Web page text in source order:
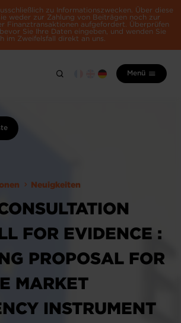
zu Informationszwecken. Über diese
weder zur Zahlung von Beiträgen noch zur
Finanztransaktionen aufgefordert. Überprüfen
Sie Ihre Daten eingeben, und wenden Sie
im Zweifelsfall direkt an uns.
Menü
Neuigkeiten
FOR EVIDENCE :
PROPOSAL FOR
MARKET
INSTRUMENT